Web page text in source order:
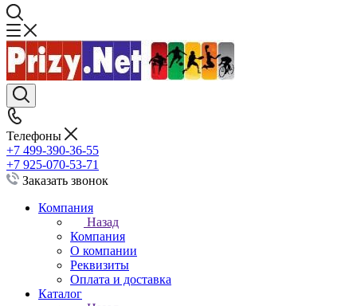
Телефоны
+7 499-390-36-55
+7 925-070-53-71
Заказать звонок
Компания
Назад
Компания
О компании
Реквизиты
Оплата и доставка
Каталог